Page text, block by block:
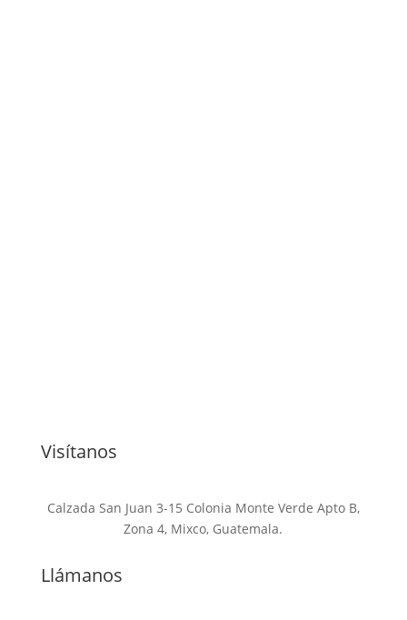
Visítanos
Calzada San Juan 3-15 Colonia Monte Verde Apto B,
Zona 4, Mixco, Guatemala.
Llámanos